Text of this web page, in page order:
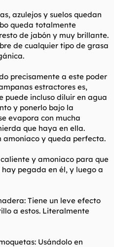
azulejos y suelos quedan
queda totalmente
de jabón y muy brillante.
de cualquier tipo de grasa
precisamente a este poder
estractores es,
puede incluso diluir en agua
y ponerlo bajo la
evapora con mucha
que haya en ella.
amoníaco y queda perfecta.
y amoniaco para que
pegada en él, y luego a
Tiene un leve efecto
a estos. Literalmente
Usándolo en